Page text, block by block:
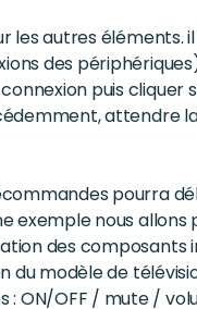
autres éléments.
des
puis cliquer
attendre
pourra
exemple nous
des
modèle de
ON/OFF / mute /